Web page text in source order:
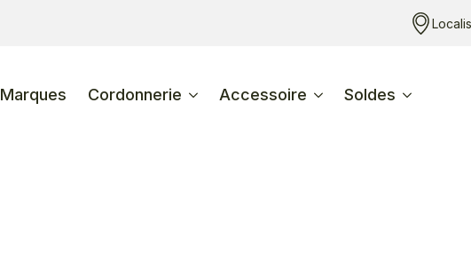
Marques Cordonnerie Accessoire Soldes